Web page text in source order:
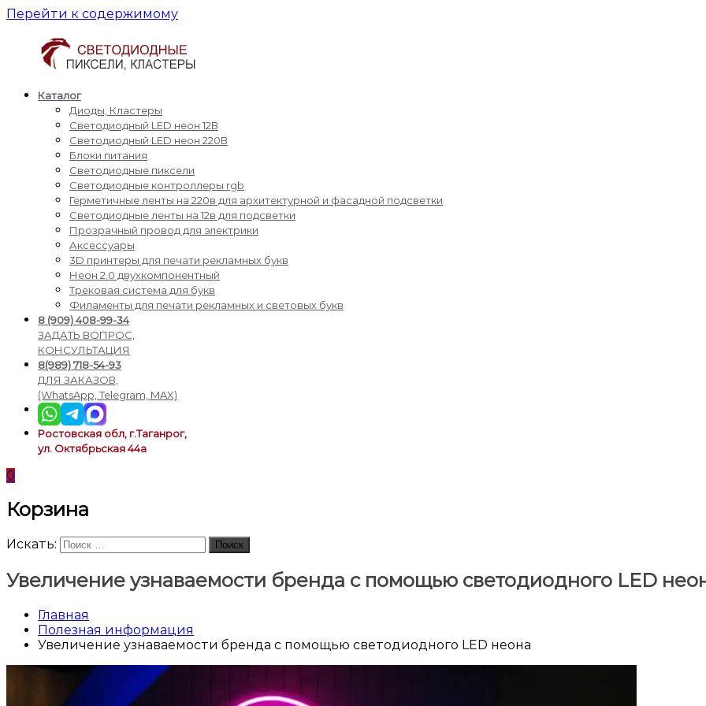
Перейти к содержимому
Светодиодные
пиксели
кластеры
Производство
доставка
светодиодные
пиксели,
кластеры,
светодиодный
питания,
светодиодные
контроллеры
rgb,
прожекторы
подсветки
Каталог
Диоды, Кластеры
Светодиодный LED неон 12В
Светодиодный LED неон 220В
Блоки питания
Светодиодные пиксели
Светодиодные контроллеры rgb
Герметичные ленты на 220в для архитектурной и фасадной подсветки
Светодиодные ленты на 12в для подсветки
Прозрачный провод для электрики
Аксессуары
3D принтеры для печати рекламных букв
Неон 2.0 двухкомпонентный
Трековая система для букв
Филаменты для печати рекламных и световых букв
8 (909) 408-99-34
ЗАДАТЬ ВОПРОС,
КОНСУЛЬТАЦИЯ
8(989) 718-54-93
ДЛЯ ЗАКАЗОВ,
(WhatsApp, Telegram, MAX)
Ростовская обл, г.Таганрог,
ул. Октябрьская 44а
0
Корзина
Искать: Поиск
Увеличение узнаваемости бренда с помощью светодиодного LED
Главная
Полезная информация
Увеличение узнаваемости бренда с помощью светодиодного LED неона